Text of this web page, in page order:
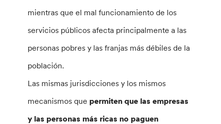
mientras que el mal funcionamiento de los
servicios públicos afecta principalmente a las
personas pobres y las franjas más débiles de la
población.
Las mismas jurisdicciones y los mismos
mecanismos que permiten que las empresas
y las personas más ricas no paguen